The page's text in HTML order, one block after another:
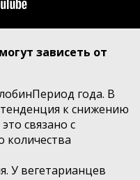
зависеть от
Период года. В
к снижению
связано с
количества
У вегетарианцев